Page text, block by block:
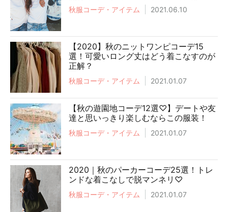
秋服コーデ・アイテム 2021.06.10
【2020】秋のニットワンピコーデ15
選！可愛いロング丈はどう着こなすのが
正解？
秋服コーデ・アイテム 2021.01.07
【秋の遊園地コーデ12選♡】デートや友
達と思いっきり楽しむならこの服装！
秋服コーデ・アイテム 2021.01.07
2020｜秋のパーカーコーデ25選！トレ
ンドな着こなしで脱マンネリ♡
秋服コーデ・アイテム 2021.01.07